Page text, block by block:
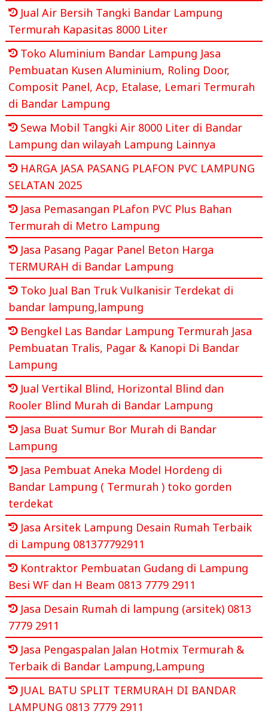
Jual Air Bersih Tangki Bandar Lampung
Termurah Kapasitas 8000 Liter
Toko Aluminium Bandar Lampung Jasa
Pembuatan Kusen Aluminium, Roling Door,
Composit Panel, Acp, Etalase, Lemari Termurah
di Bandar Lampung
Sewa Mobil Tangki Air 8000 Liter di Bandar
Lampung dan wilayah Lampung Lainnya
HARGA JASA PASANG PLAFON PVC LAMPUNG
SELATAN 2025
Jasa Pemasangan PLafon PVC Plus Bahan
Termurah di Metro Lampung
Jasa Pasang Pagar Panel Beton Harga
TERMURAH di Bandar Lampung
Toko Jual Ban Truk Vulkanisir Terdekat di
bandar lampung,lampung
Bengkel Las Bandar Lampung Termurah Jasa
Pembuatan Tralis, Pagar & Kanopi Di Bandar
Lampung
Jual Vertikal Blind, Horizontal Blind dan
Rooler Blind Murah di Bandar Lampung
Jasa Buat Sumur Bor Murah di Bandar
Lampung
Jasa Pembuat Aneka Model Hordeng di
Bandar Lampung ( Termurah ) toko gorden
terdekat
Jasa Arsitek Lampung Desain Rumah Terbaik
di Lampung 081377792911
Kontraktor Pembuatan Gudang di Lampung
Besi WF dan H Beam 0813 7779 2911
Jasa Desain Rumah di lampung (arsitek) 0813
7779 2911
Jasa Pengaspalan Jalan Hotmix Termurah &
Terbaik di Bandar Lampung,Lampung
JUAL BATU SPLIT TERMURAH DI BANDAR
LAMPUNG 0813 7779 2911